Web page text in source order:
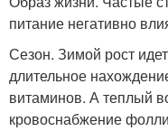
питание негативно
Сезон. Зимой рост
длительное
витаминов. А теплый
кровоснабжение